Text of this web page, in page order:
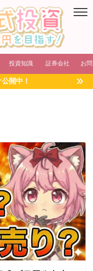
投資知識 証券会社 お
開中！